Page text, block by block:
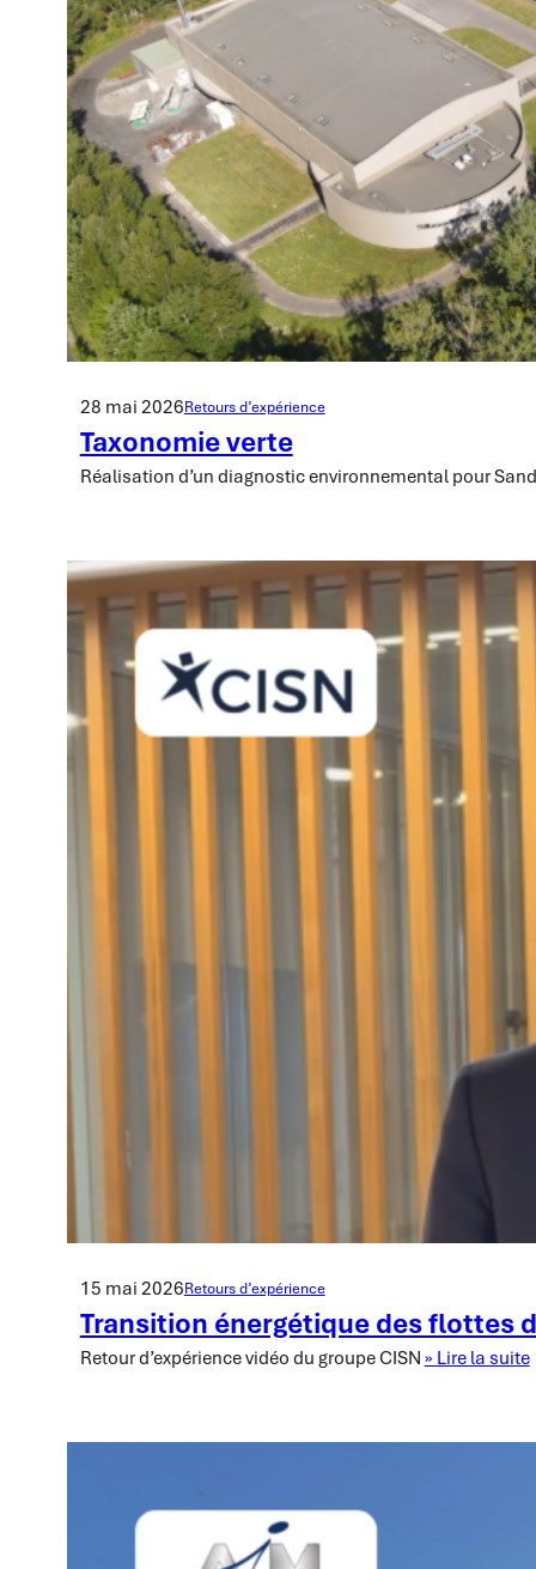
28 mai 2026Retours d’expérience
Taxonomie verte
Réalisation d’un diagnostic environnemental pour
15 mai 2026Retours d’expérience
Transition énergétique des flottes
Retour d’expérience vidéo du groupe CISN » Lire la suite